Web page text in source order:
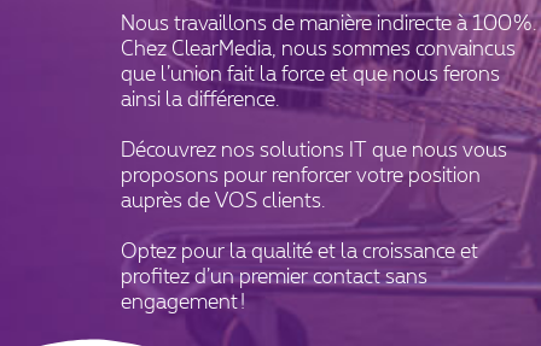
Nous travaillons de manière indirecte à 100%.
Chez ClearMedia, nous sommes convaincus
que l’union fait la force et que nous ferons
ainsi la différence.
Découvrez nos solutions IT que nous vous
proposons pour renforcer votre position
auprès de VOS clients.
Optez pour la qualité et la croissance et
profitez d’un premier contact sans
engagement !